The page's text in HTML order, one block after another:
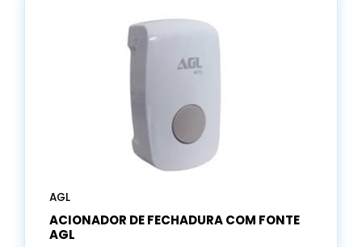
AGL
ACIONADOR DE FECHADURA COM FONTE
AGL